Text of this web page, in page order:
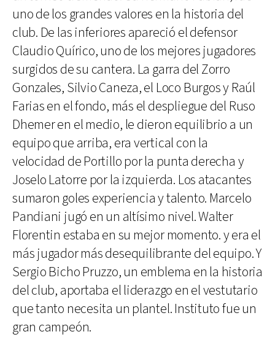
uno de los grandes valores en la historia del
club. De las inferiores apareció el defensor
Claudio Quírico, uno de los mejores jugadores
surgidos de su cantera. La garra del Zorro
Gonzales, Silvio Caneza, el Loco Burgos y Raúl
Farias en el fondo, más el despliegue del Ruso
Dhemer en el medio, le dieron equilibrio a un
equipo que arriba, era vertical con la
velocidad de Portillo por la punta derecha y
Joselo Latorre por la izquierda. Los atacantes
sumaron goles experiencia y talento. Marcelo
Pandiani jugó en un altísimo nivel. Walter
Florentin estaba en su mejor momento. y era el
más jugador más desequilibrante del equipo. Y
Sergio Bicho Pruzzo, un emblema en la historia
del club, aportaba el liderazgo en el vestutario
que tanto necesita un plantel. Instituto fue un
gran campeón.